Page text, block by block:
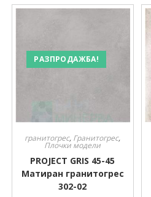
РАЗПРОДАЖБА!
гранитогрес, Гранитогрес,
Плочки модели
PROJECT GRIS 45-45
Матиран гранитогрес
302-02